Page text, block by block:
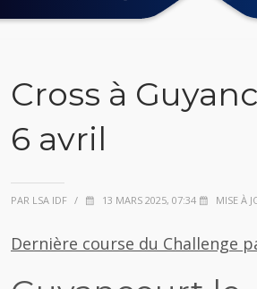
Cross à
6 avril
PAR LSA IDF / 13 MARS 2025, 07:34 MISE À
Dernière course du Challenge